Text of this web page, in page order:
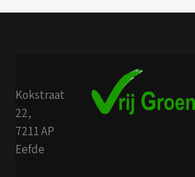
Kokstraat
22,
7211 AP
Eefde